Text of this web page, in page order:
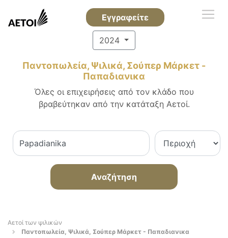
Εγγραφείτε
2024
Παντοπωλεία, Ψιλικά, Σούπερ Μάρκετ -
Παπαδιανικα
Όλες οι επιχειρήσεις από τον κλάδο που
βραβεύτηκαν από την κατάταξη Αετοί.
Αναζήτηση
Αετοί των ψιλικών
Παντοπωλεία, Ψιλικά, Σούπερ Μάρκετ - Παπαδιανικα